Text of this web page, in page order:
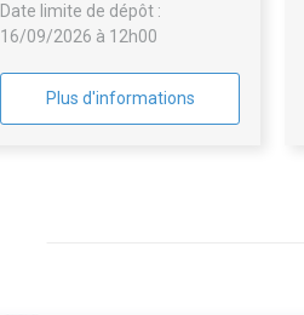
sur-Loire
Date limite de dépôt :
16/09/2026 à 12h00
Plus d'informations